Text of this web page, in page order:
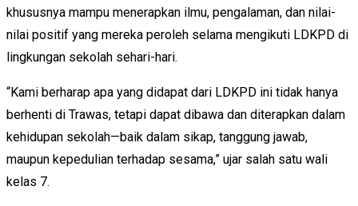
khususnya mampu menerapkan ilmu, pengalaman, dan nilai-
nilai positif yang mereka peroleh selama mengikuti LDKPD di
lingkungan sekolah sehari-hari.
“Kami berharap apa yang didapat dari LDKPD ini tidak hanya
berhenti di Trawas, tetapi dapat dibawa dan diterapkan dalam
kehidupan sekolah—baik dalam sikap, tanggung jawab,
maupun kepedulian terhadap sesama,” ujar salah satu wali
kelas 7.